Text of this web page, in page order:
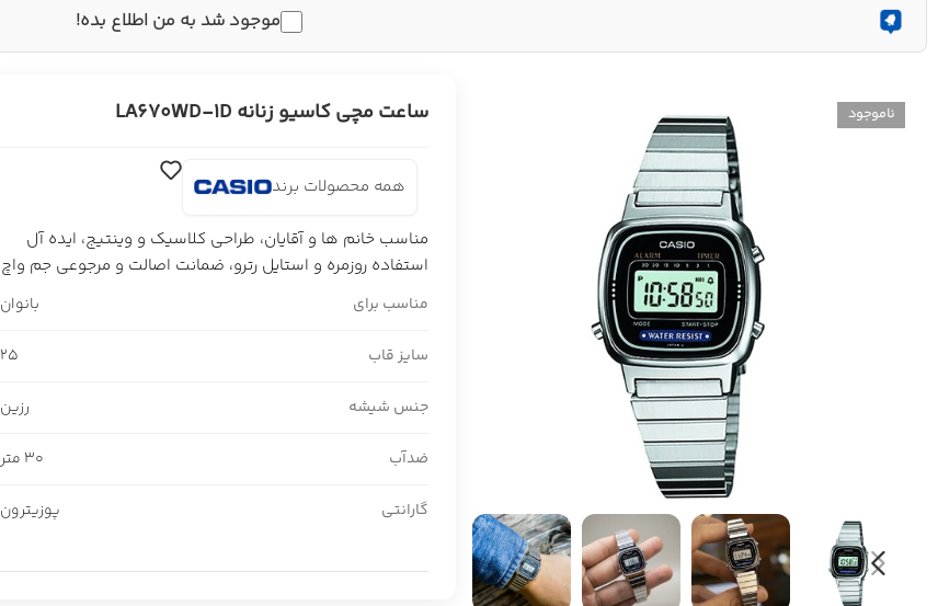
موجود شد به من اطلاع بده!
ناموجود ساعت مچی کاسیو زنانه LA670WD-1D
همه محصولات برند
مناسب خانم ها و آقایان، طراحی کلاسیک و وینتیج، ایده آل
استفاده روزمره و استایل رترو، ضمانت اصالت و مرجوعی جم واچ
مناسب برای بانوان
سایز قاب 25
جنس شیشه رزین
ضدآب 30 متر
گارانتی پوزیترون